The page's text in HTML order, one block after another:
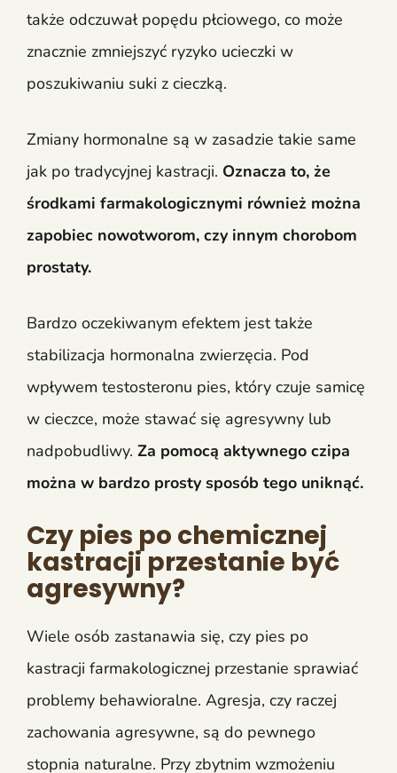
także odczuwał popędu płciowego, co może
znacznie zmniejszyć ryzyko ucieczki w
poszukiwaniu suki z cieczką.
Zmiany hormonalne są w zasadzie takie same
jak po tradycyjnej kastracji. Oznacza to, że
środkami farmakologicznymi również można
zapobiec nowotworom, czy innym chorobom
prostaty.
Bardzo oczekiwanym efektem jest także
stabilizacja hormonalna zwierzęcia. Pod
wpływem testosteronu pies, który czuje samicę
w cieczce, może stawać się agresywny lub
nadpobudliwy. Za pomocą aktywnego czipa
można w bardzo prosty sposób tego uniknąć.
Czy pies po chemicznej
kastracji przestanie być
agresywny?
Wiele osób zastanawia się, czy pies po
kastracji farmakologicznej przestanie sprawiać
problemy behawioralne. Agresja, czy raczej
zachowania agresywne, są do pewnego
stopnia naturalne. Przy zbytnim wzmożeniu